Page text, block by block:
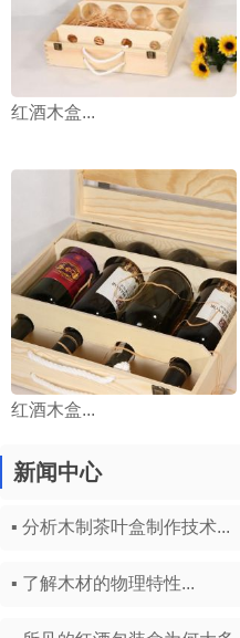
红酒木盒...
红酒木盒...
新闻中心
▪ 分析木制茶叶盒制作技术...
▪ 了解木材的物理特性...